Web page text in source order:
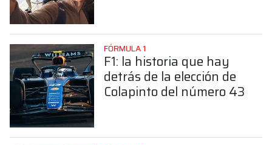
FÓRMULA 1
F1: la historia que hay
detrás de la elección de
Colapinto del número 43